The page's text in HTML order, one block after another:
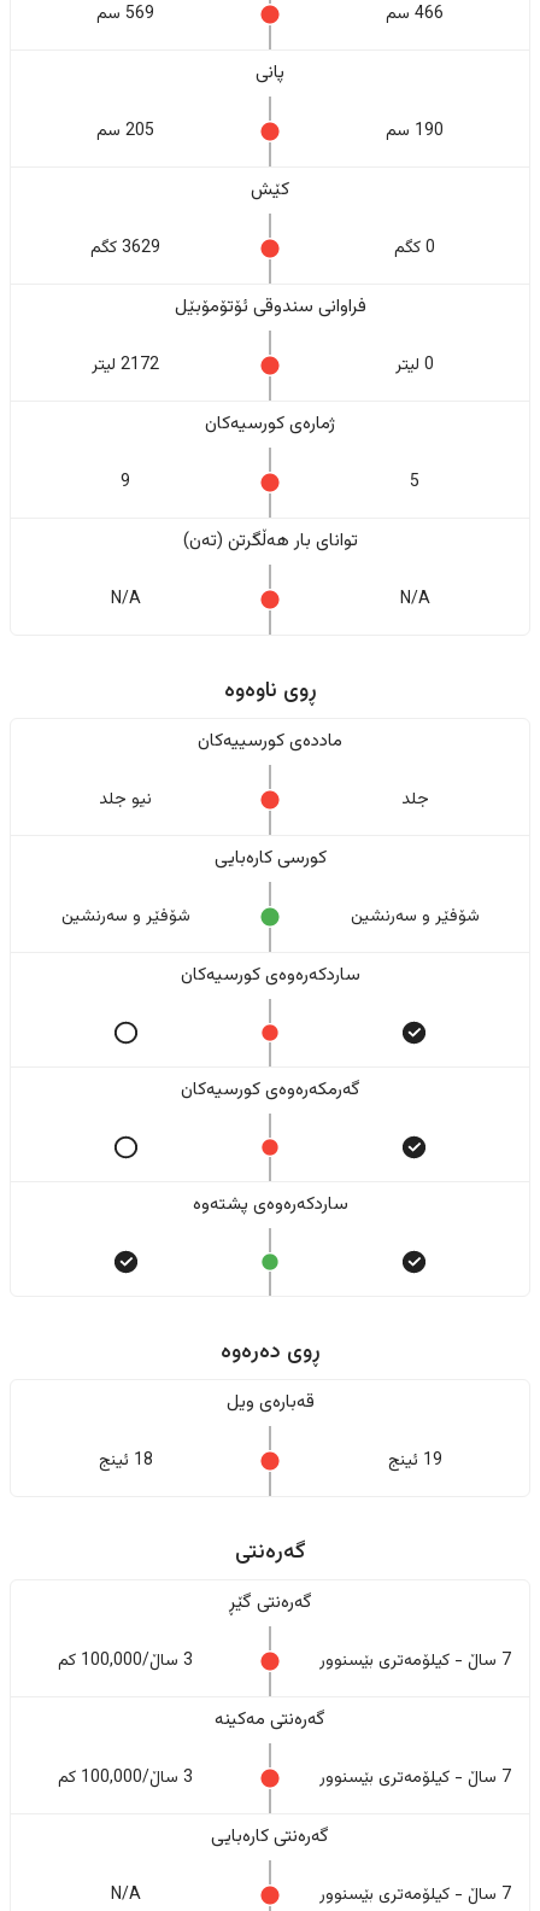
466 سم 569 سم
پانی
190 سم 205 سم
کێش
0 کگم 3629 کگم
فراوانی سندوقی ئۆتۆمۆبێل
0 لیتر 2172 لیتر
ژمارەی کورسیەکان
5
9
تواناى بار هەڵگرتن (تەن)
N/A
N/A
ڕوی ناوەوە
ماددەی کورسییەکان
جلد نیو جلد
کورسی کارەبایی
شۆفێر و سەرنشین شۆفێر و سەرنشین
ساردکەرەوەی کورسیەکان
گەرمکەرەوەی کورسیەکان
ساردکەرەوەی پشتەوە
ڕوی دەرەوە
قەبارەی ویل
19 ئینج 18 ئینج
گەرەنتی
گەرەنتی گێڕ
7 ساڵ - کیلۆمەتری بێسنوور 3 ساڵ/100,000 کم
گەرەنتی مەکینە
7 ساڵ - کیلۆمەتری بێسنوور 3 ساڵ/100,000 کم
گەرەنتی کارەبایی
7 ساڵ - کیلۆمەتری بێسنوور N/A